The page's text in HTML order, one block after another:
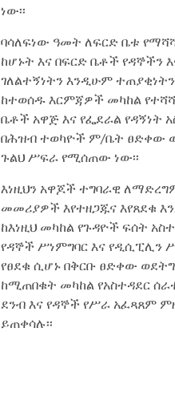
ነው፡፡
ባሳለፍነው ዓመት ለፍርድ ቤቱ
ከሆኑት እና በፍርድ ቤቶች የዳኞችን
ገለልተኝነትን እንዲሁም
ከተወሰዱ እርምጃዎች መካከል
ቤቶች አዋጅ እና የፌደራል የዳኝነት
በሕዝብ ተወካዮች ም/ቤት ፀድቀው
ጉልህ ሥፍራ የሚሰጠው ነው፡፡
እነዚህን አዋጆች ተግባራዊ
መመሪያዎች እየተዘጋጁና እየጸደቁ
ከእነዚህ መካከል የጉዳዮች ፍሰት
የዳኞች ሥነምግባር እና የዲሲፒሊን
የፀደቁ ሲሆኑ በቅርቡ ፀድቀው
ከሚጠበቁት መካከል የአስተዳደር
ደንብ እና የዳኞች የሥራ አፈጻጸም
ይጠቀሳሉ፡፡